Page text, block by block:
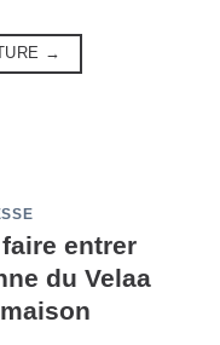
→
entrer
du Velaa